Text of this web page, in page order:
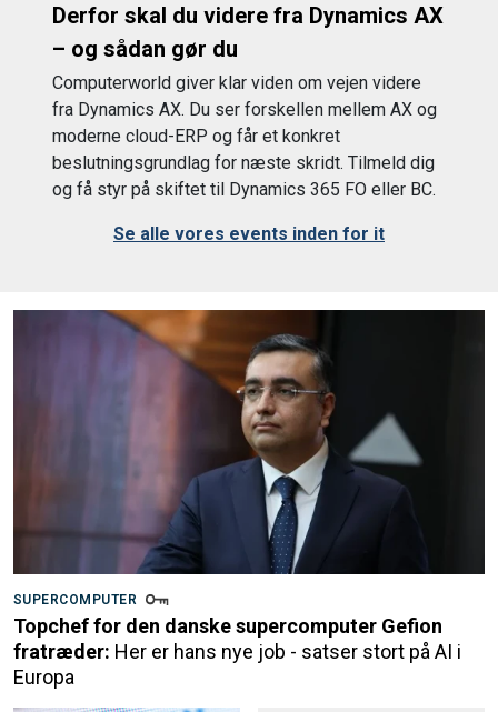
Derfor skal du videre fra Dynamics AX
– og sådan gør du
Computerworld giver klar viden om vejen videre
fra Dynamics AX. Du ser forskellen mellem AX og
moderne cloud-ERP og får et konkret
beslutningsgrundlag for næste skridt. Tilmeld dig
og få styr på skiftet til Dynamics 365 FO eller BC.
Se alle vores events inden for it
SUPERCOMPUTER
Topchef for den danske supercomputer Gefion
fratræder: Her er hans nye job - satser stort på AI i
Europa